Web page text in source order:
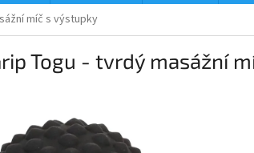
míč s výstupky
Togu - tvrdý masážní